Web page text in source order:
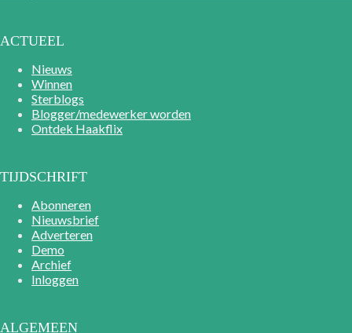
ACTUEEL
Nieuws
Winnen
Sterblogs
Blogger/medewerker worden
Ontdek Haakflix
TIJDSCHRIFT
Abonneren
Nieuwsbrief
Adverteren
Demo
Archief
Inloggen
ALGEMEEN